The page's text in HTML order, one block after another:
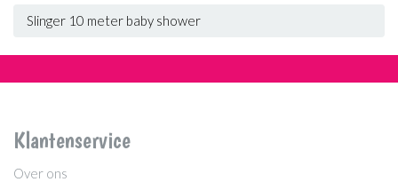
Slinger 10 meter baby shower
Klantenservice
Over ons